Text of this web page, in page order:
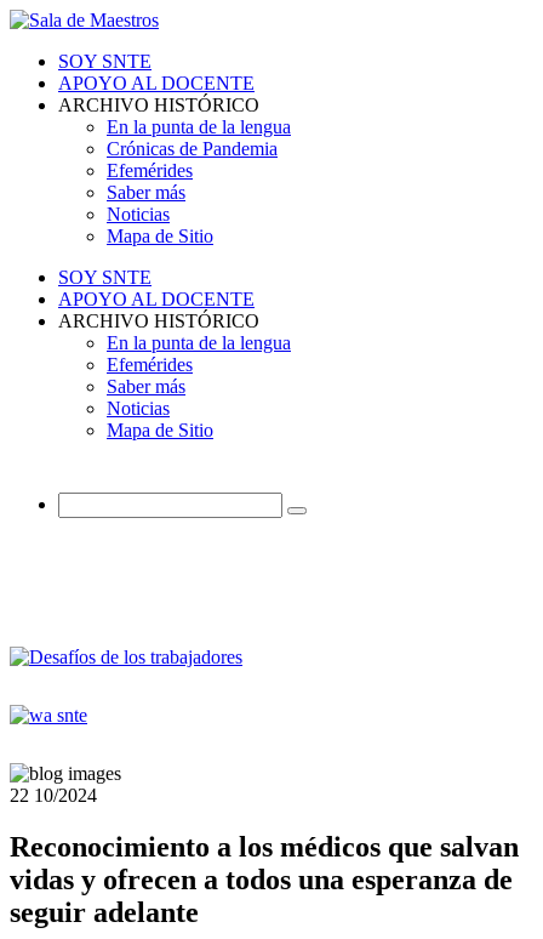
SOY SNTE
APOYO AL DOCENTE
ARCHIVO HISTÓRICO
En la punta de la lengua
Crónicas de Pandemia
Efemérides
Saber más
Noticias
Mapa de Sitio
SOY SNTE
APOYO AL DOCENTE
ARCHIVO HISTÓRICO
En la punta de la lengua
Efemérides
Saber más
Noticias
Mapa de Sitio
22 10/2024
Reconocimiento a los médicos que salvan
vidas y ofrecen a todos una esperanza de
seguir adelante